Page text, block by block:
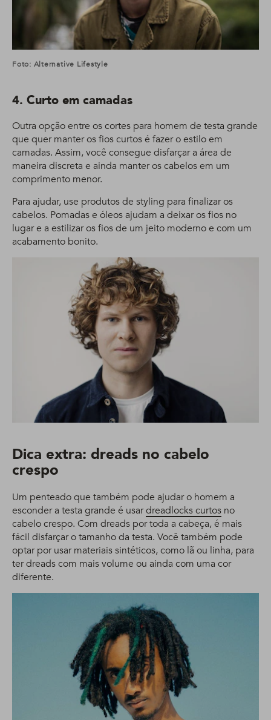
Foto: Alternative Lifestyle
4. Curto em camadas
Outra opção entre os cortes para homem de testa grande
que quer manter os fios curtos é fazer o estilo em
camadas. Assim, você consegue disfarçar a área de
maneira discreta e ainda manter os cabelos em um
comprimento menor.
Para ajudar, use produtos de styling para finalizar os
cabelos. Pomadas e óleos ajudam a deixar os fios no
lugar e a estilizar os fios de um jeito moderno e com um
acabamento bonito.
Dica extra: dreads no cabelo
crespo
Um penteado que também pode ajudar o homem a
esconder a testa grande é usardreadlocks curtos no
cabelo crespo. Com dreads por toda a cabeça, é mais
fácil disfarçar o tamanho da testa. Você também pode
optar por usar materiais sintéticos, como lã ou linha, para
ter dreads com mais volume ou ainda com uma cor
diferente.